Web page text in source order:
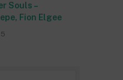
Souls –
Fion Elgee